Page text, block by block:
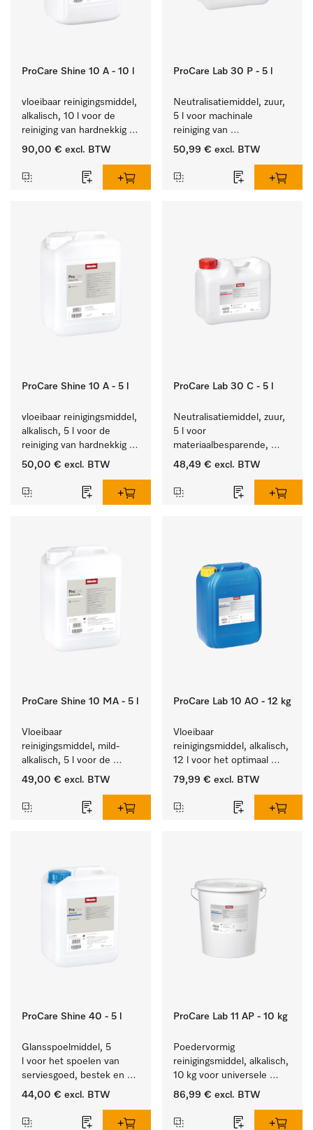
ProCare Shine 10 A - 10 l
vloeibaar reinigingsmiddel,
alkalisch, 10 l voor de
reiniging van hardnekkig
vuil op serviesgoed,
90,00 € excl. BTW
ProCare Lab 30 P - 5 l
Neutralisatiemiddel, zuur,
5 l voor machinale
reiniging van
laboratoriumglaswerk en -
50,99 € excl. BTW
ProCare Shine 10 A - 5 l
vloeibaar reinigingsmiddel,
alkalisch, 5 l voor de
reiniging van hardnekkig
vuil op serviesgoed,
50,00 € excl. BTW
ProCare Lab 30 C - 5 l
Neutralisatiemiddel, zuur,
5 l voor
materiaalbesparende,
machinale reiniging van
gerei.
48,49 € excl. BTW
ProCare Shine 10 MA - 5 l
Vloeibaar
reinigingsmiddel, mild-
alkalisch, 5 l voor de
reiniging van lichte
bestek en glazen.
49,00 € excl. BTW
ProCare Lab 10 AO - 12 kg
Vloeibaar
reinigingsmiddel, alkalisch,
12 l voor het optimaal
behandelen van
79,99 € excl. BTW
ProCare Shine 40 - 5 l
Glansspoelmiddel, 5
l voor het spoelen van
serviesgoed, bestek en
ideaal voor glazen.
44,00 € excl. BTW
ProCare Lab 11 AP - 10 kg
Poedervormig
reinigingsmiddel, alkalisch,
10 kg voor universele
machinale reiniging van
gerei.
86,99 € excl. BTW